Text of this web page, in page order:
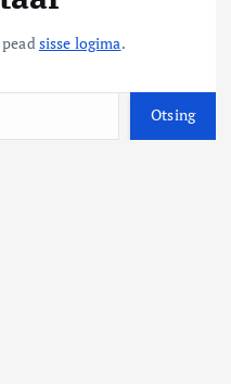
sisse logima.
Otsing